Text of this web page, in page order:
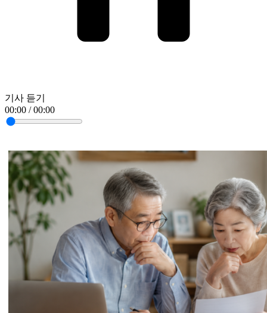
기사 듣기
00:00 / 00:00